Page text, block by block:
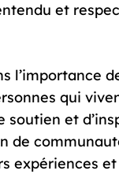
et
l’importance
qui
et
de
expériences